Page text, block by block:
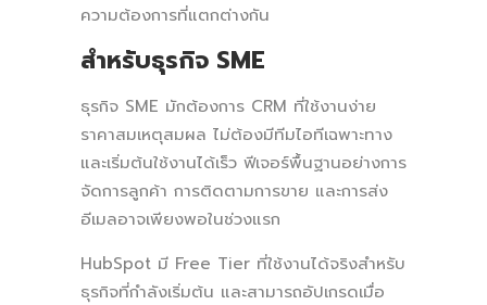
ความต้องการที่แตกต่างกัน
สำหรับธุรกิจ SME
ธุรกิจ SME มักต้องการ CRM ที่ใช้งานง่าย
ราคาสมเหตุสมผล ไม่ต้องมีทีมไอทีเฉพาะทาง
และเริ่มต้นใช้งานได้เร็ว ฟีเจอร์พื้นฐานอย่างการ
จัดการลูกค้า การติดตามการขาย และการส่ง
อีเมลอาจเพียงพอในช่วงแรก
HubSpot มี Free Tier ที่ใช้งานได้จริงสำหรับ
ธุรกิจที่กำลังเริ่มต้น และสามารถอัปเกรดเมื่อ